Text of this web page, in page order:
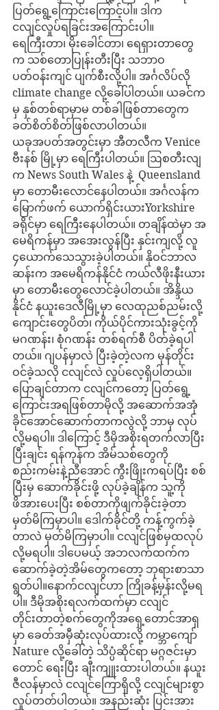
ပြတ်ရွေ့ကြောင်းကြောင့်ပါ။ ဒါက
ငလျင်လှုပ်ရခြင်းအကြောင်းပါ။
ရေကြီးတာ၊ မိုးခေါင်တာ၊ ရေရှားတာတွေ
က သစ်တောပြုန်းတီးပြီး သဘာဝ
ပတ်ဝန်းကျင် ပျက်စီးလို့ပါ။ အင်္ဂလိပ်လို
climate change လို့ခေါ်ပါတယ်။ ယခင်က
မှ နှစ်တစ်ရာမှာမ တစ်ခါဖြစ်တာတွေက
ခတ်စိတ်စိတ်ဖြစ်လာပါတယ်။
ယခုအပတ်အတွင်းမှာ အီတလီက Venice
ဗီးနစ် မြို့မှာ ရေကြီးပါတယ်။ ဩစတီးလျ
က News South Wales နဲ့  Queensland
မှာ တောမီးလောင်နေပါတယ်။ အင်္ဂလန်က
မြောက်ဖက် ယောက်ရှိင်းယားYorkshire
ခရိုင်မှာ ရေကြီးနေပါတယ်။ တချိန်ထဲမှာ အ
မေရိကန်မှာ အအေးလွန်ပြီး နှင်းကျလို့ လူ
၄ယောက်သေသွားခဲ့ပါတယ်။ နိုဝင်ဘာလ
ဆန်းက အမေရိကန်နိုင်ငံ ကယ်လီဖိုးနီးယား
မှာ တောမီးတွေလောင်ခဲ့ပါတယ်။ အိန္ဒိယ
နိုင်ငံ နယူးဒေလီမြို့မှာ လေထုညစ်ညမ်းလို့
ကျောင်းတွေပိတ်၊ ကိုယ်ပိုင်ကားသုံးခွင့်ကို
မဂဏန်း၊ စုံဂဏန်း တစ်ရက်စီ ပိတ်ခဲ့ရပါ
တယ်။ ဂျပန်မှာလဲ ပြီးခဲ့တဲ့လက မုန်တိုင်း
ဝင်ခဲ့သလို ငလျင်လဲ လှုပ်လေ့ရှိပါတယ်။
ပြောချင်တာက ငလျင်ကတော့ ပြတ်ရွေ့
ကြောင်းအရဖြစ်တာမိုလို့ အဆောက်အအုံ
ခိုင်အောင်ဆောက်တာကလွဲလို့ ဘာမှ လုပ်
လို့မရပါ။ ဒါကြောင့် ဒီမိုအစိုးရတက်လာပြီး
ပြီးချင်း ရန်ကုန်က အိမ်သစ်တွေကို
စည်းကမ်းနဲ့ညီအောင် ကွီးဖြိုးကရပ်ပြီး စစ်
ပြီးမှ ဆောက်ခိုင်းဖို့ လုပ်ခဲ့ချိန်က သူ့ကို
ဖိအားပေးပြီး စစ်တာကိုဖျက်ခိုင်းခဲ့တာ
မှတ်မိကြမှာပါ။ ဒေါက်ခိုင်တို့ ကန့်ကွက်ခဲ့
တာလဲ မှတ်မိကြမှာပါ။ ငလျင်ဖြစ်မှထလုပ်
လို့မရပါ။ ဒါပေမယ့် အဘလက်ထက်က
ဆောက်ခဲ့တဲ့အိမ်တွေကတော့ ဘုရားစာသာ
ရွတ်ပါ။နောက်ငလျင်ဟာ ကြိုခန့်မှန်းလို့မရ
ပါ။ ဒီမိုအစိုးရလက်ထက်မှာ ငလျင်
တိုင်းတာတဲ့စက်တွေကိုအရှေ့တောင်အာရှ
မှာ ခေတ်အမှီဆုံးလုပ်ထားလို့ ကမ္ဘာကျော်
Nature လို့ခေါ်တဲ့ သိပ္ပံဆိုင်ရာ မဂ္ဂဇင်းမှာ
တောင် ရေးပြီး ချီးကျူးထားပါတယ်။ နယူး
ဇီလန်မှာလဲ ငလျင်ကြောရှိလို့ ငလျင်များစွာ
လှုပ်တတ်ပါတယ်။ အနည်းဆုံး ပြင်းအား